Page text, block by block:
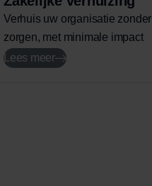
Verhuis uw organisatie zonder
zorgen, met minimale impact
Lees meer